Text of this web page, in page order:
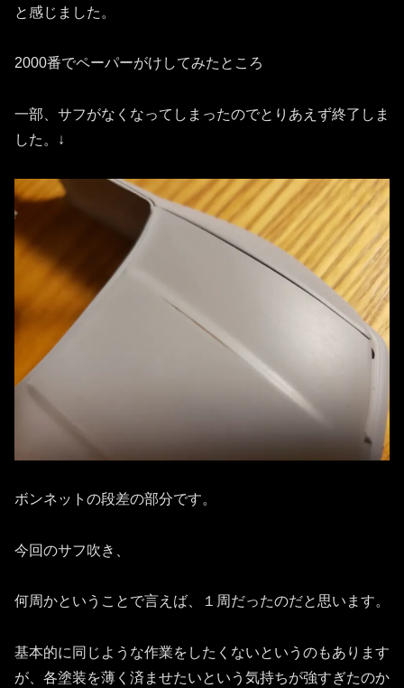
と感じました。
2000番でペーパーがけしてみたところ
一部、サフがなくなってしまったのでとりあえず終了しま
した。↓
ボンネットの段差の部分です。
今回のサフ吹き、
何周かということで言えば、１周だったのだと思います。
基本的に同じような作業をしたくないというのもあります
が、各塗装を薄く済ませたいという気持ちが強すぎたのか